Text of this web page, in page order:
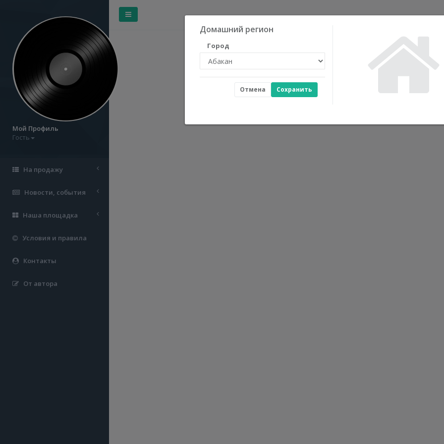
Мой Профиль
Гость
На продажу
Новости, события
Наша площадка
Условия и правила
Контакты
От автора
Домашний регион
Город
Сохранить
Отмена